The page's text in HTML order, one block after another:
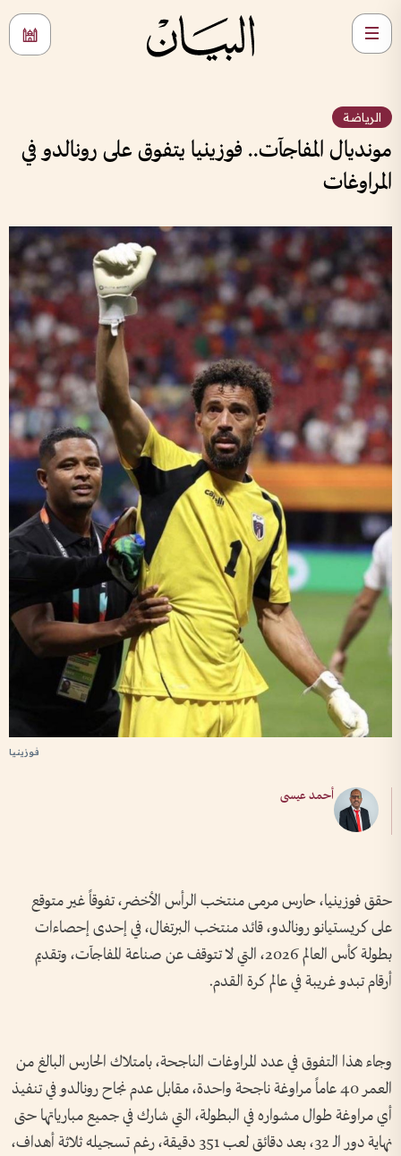
الرياضة
مونديال المفاجآت.. فوزينيا يتفوق على رونالدو في
المراوغات
فوزينيا
أحمد عيسى
حقق فوزينيا، حارس مرمى منتخب الرأس الأخضر، تفوقاً غير متوقع
على كريستيانو رونالدو، قائد منتخب البرتغال، في إحدى إحصاءات
بطولة كأس العالم 2026، التي لا تتوقف عن صناعة المفاجآت، وتقديم
أرقام تبدو غريبة في عالم كرة القدم.
وجاء هذا التفوق في عدد المراوغات الناجحة، بامتلاك الحارس البالغ من
العمر 40 عاماً مراوغة ناجحة واحدة، مقابل عدم نجاح رونالدو في تنفيذ
أي مراوغة طوال مشواره في البطولة، التي شارك في جميع مبارياتها حتى
نهاية دور الـ 32، بعد دقائق لعب 351 دقيقة، رغم تسجيله ثلاثة أهداف،